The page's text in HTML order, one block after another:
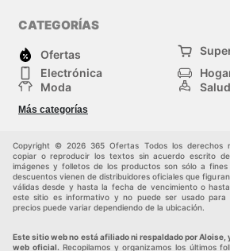
CATEGORÍAS
Ofertas
Electrónica
Moda
Deportes
Más categorías
Copyright © 2026 365 Ofertas Todos los derechos
copiar o reproducir los textos sin acuerdo escrito
imágenes y folletos de los productos son sólo a
descuentos vienen de distribuidores oficiales que
válidas desde y hasta la fecha de vencimiento o
este sitio es informativo y no puede ser usado para
precios puede variar dependiendo de la ubicación.
Este sitio web no está afiliado ni respaldado por
web oficial. Recopilamos y organizamos los últimos